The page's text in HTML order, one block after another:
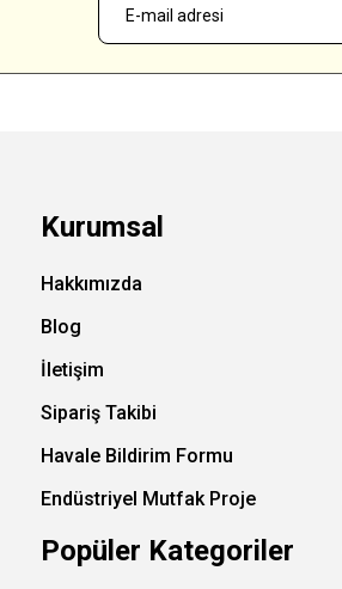
Kurumsal
Hakkımızda
Blog
İletişim
Sipariş Takibi
Havale Bildirim Formu
Endüstriyel Mutfak Proje
Popüler Kategoriler